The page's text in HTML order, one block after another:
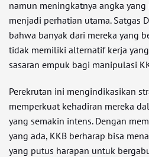
namun meningkatnya angka
menjadi perhatian utama. Satgas
bahwa banyak dari mereka yang
tidak memiliki alternatif kerja
sasaran empuk bagi manipulasi
Perekrutan ini mengindikasikan
memperkuat kehadiran mereka
yang semakin intens. Dengan
yang ada, KKB berharap bisa
yang putus harapan untuk